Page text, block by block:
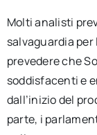
Molti analisti
salvaguardia
prevedere che
soddisfacenti e
dall’inizio del
parte, i